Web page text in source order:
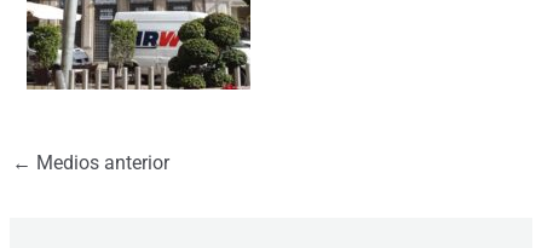
← Medios anterior